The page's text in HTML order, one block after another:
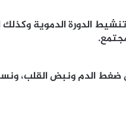
الدورة الدموية وكذلك
الدم ونبض القلب،